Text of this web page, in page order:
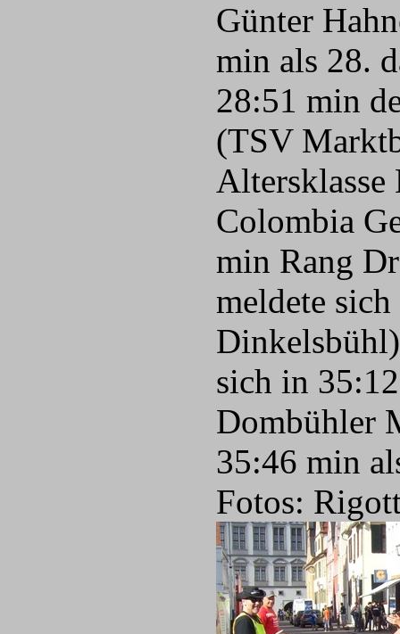
Günter
min als 28.
28:51 min
(TSV
Colombia
min Rang
meldete
sich in
Dombühler
35:46 min
Fotos: